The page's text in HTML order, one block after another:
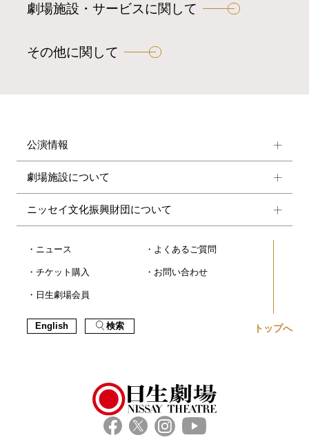
劇場施設・サービスに関して
その他に関して
公演情報
劇場施設について
ニッセイ文化振興財団について
ニュース
チケット購入
日生劇場会員
よくあるご質問
お問い合わせ
English 検索 トップへ